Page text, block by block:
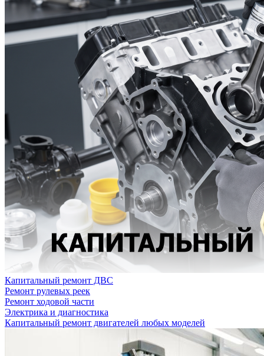
Капитальный ремонт ДВС
Ремонт рулевых реек
Ремонт ходовой части
Электрика и диагностика
Капитальный ремонт двигателей любых моделей